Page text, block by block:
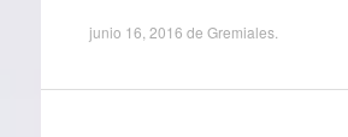
junio 16, 2016 de Gremiales.